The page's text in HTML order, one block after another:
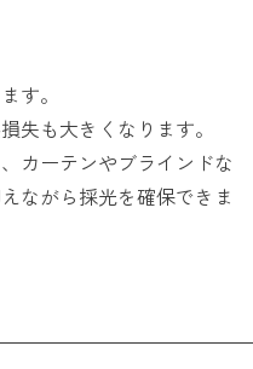
す。
失も大きくなります。
カーテンやブラインドな
ながら採光を確保できま